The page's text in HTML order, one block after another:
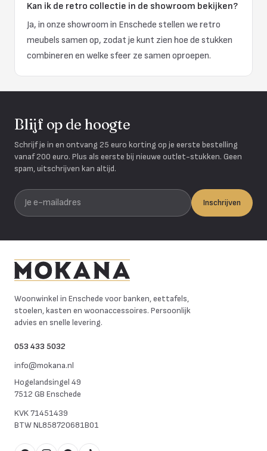
Kan ik de retro collectie in de showroom bekijken?
Ja, in onze showroom in Enschede stellen we retro
meubels samen op, zodat je kunt zien hoe de stukken
combineren en welke sfeer ze samen oproepen.
Blijf op de hoogte
Schrijf je in en ontvang 25 euro korting op je eerste bestelling
vanaf 200 euro. Plus als eerste bij nieuwe outlet-stukken. Geen
spam, uitschrijven kan altijd.
Je e-mailadres
Inschrijven
Woonwinkel in Enschede voor banken, eettafels,
stoelen, kasten en woonaccessoires. Persoonlijk
advies en snelle levering.
053 433 5032
info@mokana.nl
Hogelandsingel 49
7512 GB Enschede
KVK71451439
BTWNL858720681B01